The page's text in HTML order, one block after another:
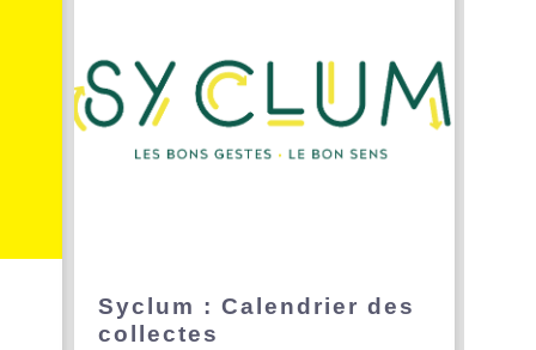
Syclum : Calendrier des
collectes